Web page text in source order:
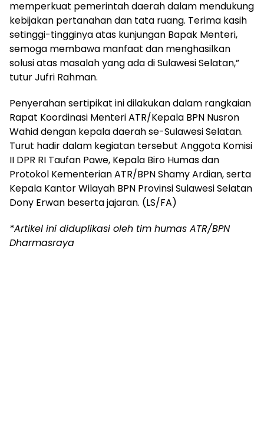
memperkuat pemerintah daerah dalam mendukung
kebijakan pertanahan dan tata ruang. Terima kasih
setinggi-tingginya atas kunjungan Bapak Menteri,
semoga membawa manfaat dan menghasilkan
solusi atas masalah yang ada di Sulawesi Selatan,”
tutur Jufri Rahman.
Penyerahan sertipikat ini dilakukan dalam rangkaian
Rapat Koordinasi Menteri ATR/Kepala BPN Nusron
Wahid dengan kepala daerah se-Sulawesi Selatan.
Turut hadir dalam kegiatan tersebut Anggota Komisi
II DPR RI Taufan Pawe, Kepala Biro Humas dan
Protokol Kementerian ATR/BPN Shamy Ardian, serta
Kepala Kantor Wilayah BPN Provinsi Sulawesi Selatan
Dony Erwan beserta jajaran. (LS/FA)
*Artikel ini diduplikasi oleh tim humas ATR/BPN
Dharmasraya